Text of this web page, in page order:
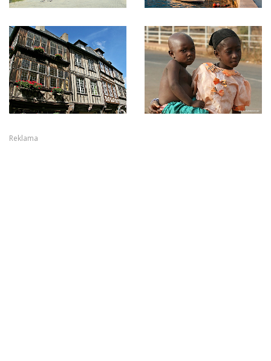
Reklama